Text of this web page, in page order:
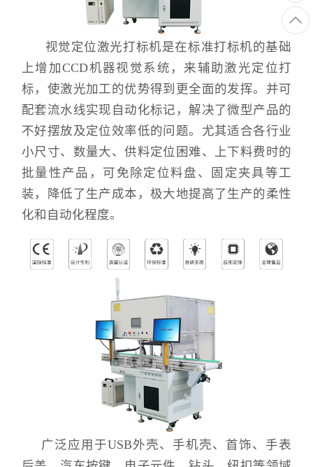
视觉定位激光打标机是在标准打标机的基础
上增加CCD机器视觉系统，来辅助激光定位打
标，使激光加工的优势得到更全面的发挥。并可
配套流水线实现自动化标记，解决了微型产品的
不好摆放及定位效率低的问题。尤其适合各行业
小尺寸、数量大、供料定位困难、上下料费时的
批量性产品，可免除定位料盘、固定夹具等工
装，降低了生产成本，极大地提高了生产的柔性
化和自动化程度。
广泛应用于USB外壳、手机壳、首饰、手表